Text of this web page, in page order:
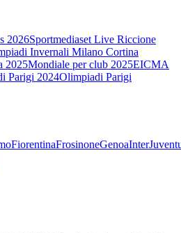
2026Sportmediaset Live Riccione
Invernali Milano Cortina
2025Mondiale per club 2025EICMA
Parigi 2024Olimpiadi Parigi
FiorentinaFrosinoneGenoaInter